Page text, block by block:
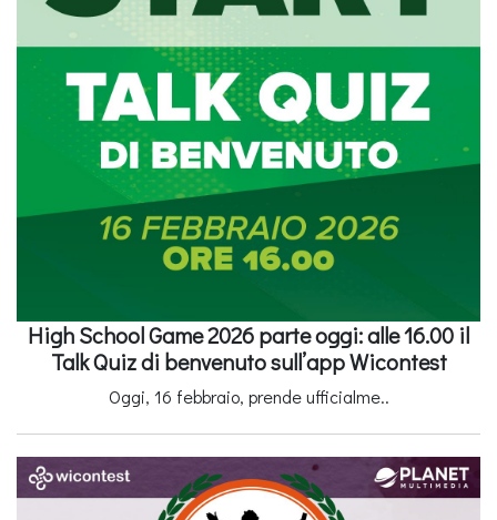
High School Game 2026 parte oggi: alle 16.00 il
Talk Quiz di benvenuto sull’app Wicontest
Oggi, 16 febbraio, prende ufficialme..